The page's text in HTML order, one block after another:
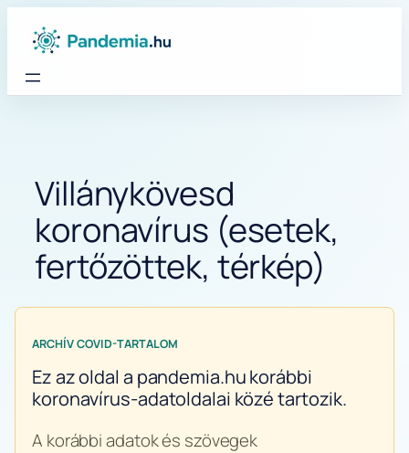
Villánykövesd
koronavírus (esetek,
fertőzöttek, térkép)
ARCHÍV COVID-TARTALOM
Ez az oldal a pandemia.hu korábbi
koronavírus-adatoldalai közé tartozik.
A korábbi adatok és szövegek